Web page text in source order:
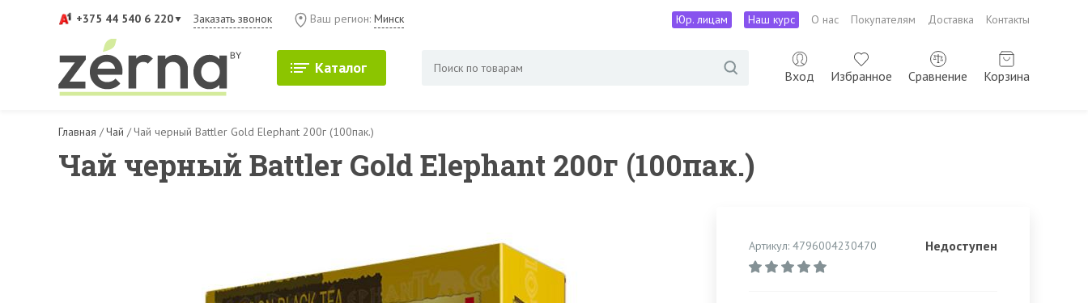
+375 44 540 6 220 Заказать звонок Ваш регион: Минск Юр. лицам Наш курс О нас Покупателям Доставка Контакты
Каталог Вход Избранное Сравнение Корзина
Главная /Чай /Чай черный Battler Gold Elephant 200г (100пак.)
Чай черный Battler Gold Elephant 200г (100пак.)
Артикул: 4796004230470 Недоступен